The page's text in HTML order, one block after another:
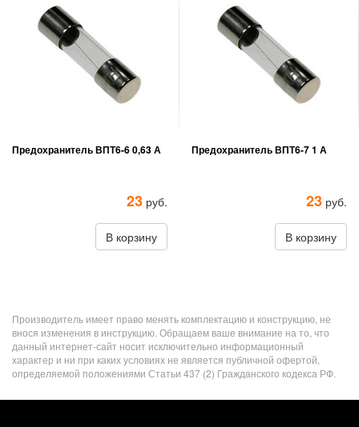
Предохранитель ВПТ6-6 0,63 А
23 руб.
В корзину
Предохранитель ВПТ6-7 1 А
23 руб.
В корзину
Производитель имеет право менять комплектацию и конструкцию, не
внося изменения в инструкцию. Обращаем ваше внимание на то, что
данный интернет-сайт носит исключительно информационный
характер и ни при каких условиях не является публичной офертой,
определяемой положениями Статьи 437 (2) Гражданского кодекса РФ.